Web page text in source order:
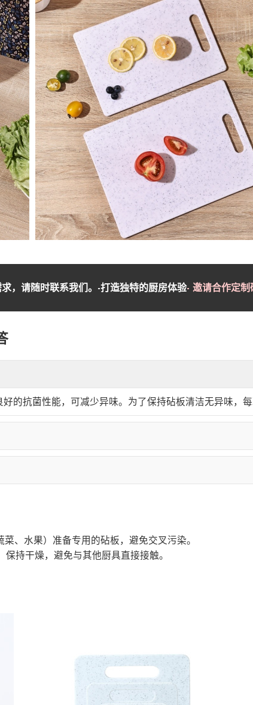
，请随时联系我们。-打造独特的厨房体验- 邀请合作定制
的抗菌性能，可减少异味。为了保持砧板清洁无异味，
、水果）准备专用的砧板，避免交叉污染。
持干燥，避免与其他厨具直接接触。